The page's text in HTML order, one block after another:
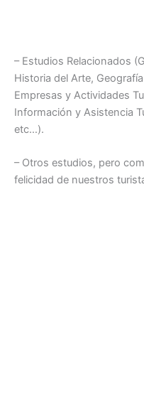
– Estudios Relacionados
Historia del Arte,
Empresas y Actividades
Información y Asistencia
etc…).
– Otros estudios, pero
felicidad de nuestros